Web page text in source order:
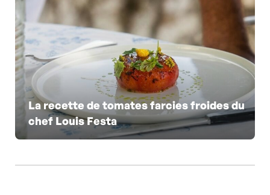
La recette de tomates farcies froides du
chef Louis Festa